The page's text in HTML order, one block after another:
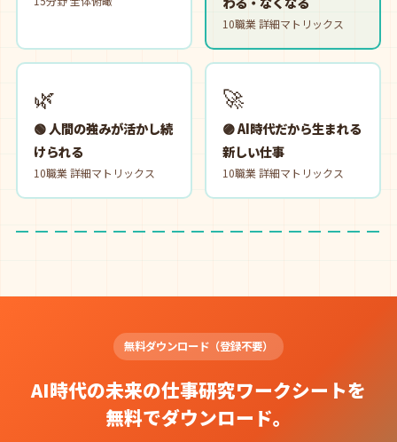
10職業 詳細マトリックス
🌿
🟢 人間の強みが活かし続
けられる
10職業 詳細マトリックス
🚀
🟣 AI時代だから生まれる
新しい仕事
10職業 詳細マトリックス
無料ダウンロード（登録不要）
AI時代の未来の仕事研究ワークシートを
無料でダウンロード。